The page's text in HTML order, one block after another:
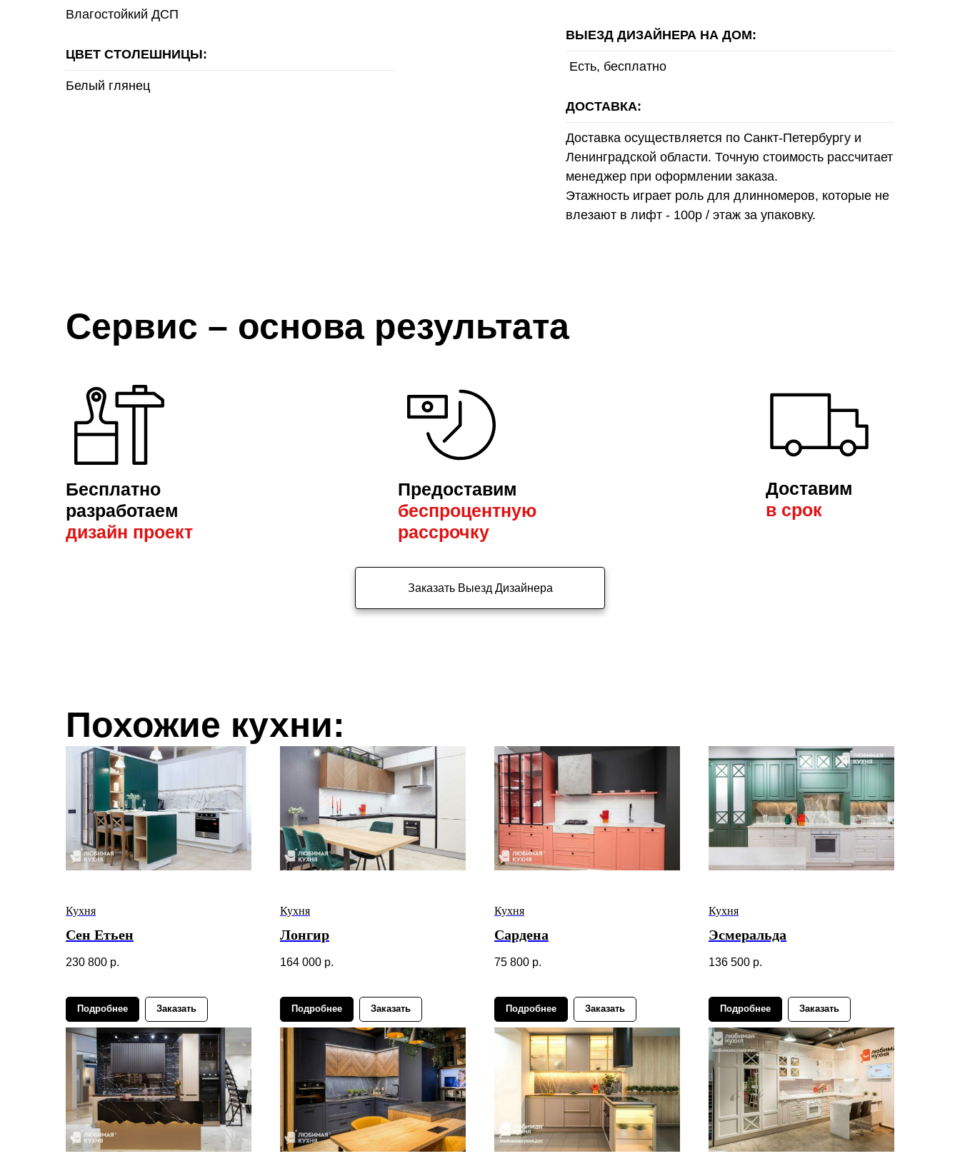
Влагостойкий ДСП
ЦВЕТ СТОЛЕШНИЦЫ:
Белый глянец
ВЫЕЗД ДИЗАЙНЕРА НА ДОМ:
Есть, бесплатно
ДОСТАВКА:
Доставка осуществляется по Санкт-Петербургу и
Ленинградской области. Точную стоимость рассчитает
менеджер при оформлении заказа.
Этажность играет роль для длинномеров, которые не
влезают в лифт - 100р / этаж за упаковку.
Бесплатно
разработаем
дизайн проект
Предоставим
беспроцентную
рассрочку
Доставим
в срок
Сервис – основа результата
Заказать Выезд Дизайнера
Похожие кухни:
Кухня
Сен Етьен
230 800 р.
Подробнее Заказать
Кухня
Лонгир
164 000 р.
Подробнее Заказать
Кухня
Сардена
75 800 р.
Подробнее Заказать
Кухня
Эсмеральда
136 500 р.
Подробнее Заказать